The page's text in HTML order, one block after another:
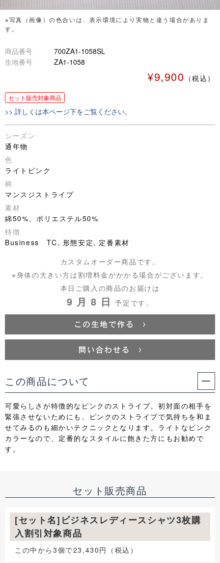
※写真（画像）の色合いは、表示環境により実物と違う場合がありま
す。
商品番号
700ZA1-1058SL
生地番号
ZA1-1058
¥9,900 （税込）
セット販売対象商品
>> 詳しくは本ページ下をご覧ください。
シーズン
通年物
色
ライトピンク
柄
マンスジストライプ
素材
綿50%、ポリエステル50%
特徴
Business TC, 形態安定, 定番素材
カスタムオーダー商品です。
※身体の大きい方は割増料金がかかる場合がございます。
本日ご購入の商品のお届けは
9 月 8 日予定です。
この商品について
可愛らしさが特徴的なピンクのストライプ。初対面の相手を
緊張させないためにも、ピンクのストライプで気持ちを和ま
せてみるのも細かいテクニックとなります。ライトなピンク
カラーなので、定番的なスタイルに飽きた方にもお勧めで
す。
セット販売商品
[セット名]ビジネスレディースシャツ3枚購
入割引対象商品
この中から3個で23,430円（税込）